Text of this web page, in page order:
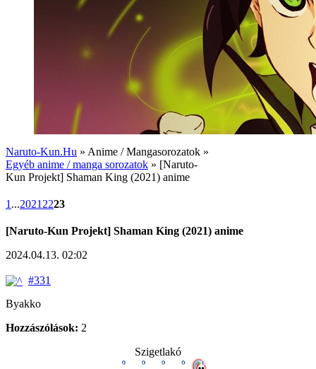
Naruto-Kun.Hu » Anime / Mangasorozatok »
Egyéb anime / manga sorozatok » [Naruto-
Kun Projekt] Shaman King (2021) anime
1 ...2021 2223
[Naruto-Kun Projekt] Shaman King (2021) anime
2024.04.13. 02:02
#331
Byakko
Hozzászólások: 2
Szigetlakó